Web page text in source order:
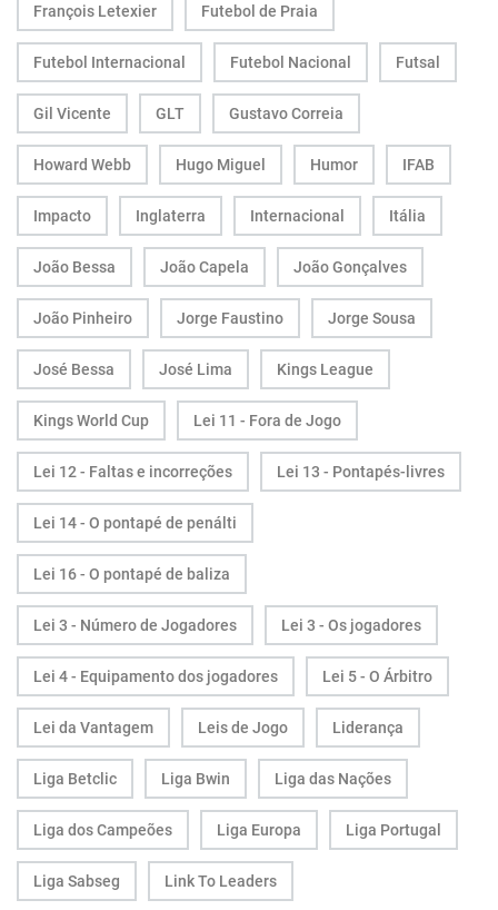
François Letexier Futebol de Praia
Futebol Internacional Futebol Nacional Futsal
Gil Vicente GLT Gustavo Correia
Howard Webb Hugo Miguel Humor IFAB
Impacto Inglaterra Internacional Itália
João Bessa João Capela João Gonçalves
João Pinheiro Jorge Faustino Jorge Sousa
José Bessa José Lima Kings League
Kings World Cup Lei 11 - Fora de Jogo
Lei 12 - Faltas e incorreções Lei 13 - Pontapés-livres
Lei 14 - O pontapé de penálti
Lei 16 - O pontapé de baliza
Lei 3 - Número de Jogadores Lei 3 - Os jogadores
Lei 4 - Equipamento dos jogadores Lei 5 - O Árbitro
Lei da Vantagem Leis de Jogo Liderança
Liga Betclic Liga Bwin Liga das Nações
Liga dos Campeões Liga Europa Liga Portugal
Liga Sabseg Link To Leaders